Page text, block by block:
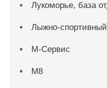
Лукоморье, база
Лыжно-
М-Сервис
М8